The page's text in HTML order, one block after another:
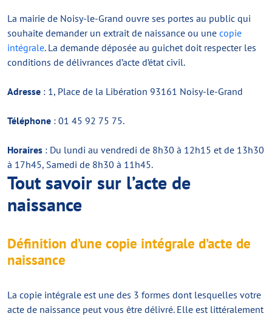
La mairie de Noisy-le-Grand ouvre ses portes au public qui
souhaite demander un extrait de naissance ou une copie
intégrale. La demande déposée au guichet doit respecter les
conditions de délivrances d’acte d’état civil.
Adresse : 1, Place de la Libération 93161 Noisy-le-Grand
Téléphone : 01 45 92 75 75.
Horaires : Du lundi au vendredi de 8h30 à 12h15 et de 13h30
à 17h45, Samedi de 8h30 à 11h45.
Tout savoir sur l’acte de
naissance
Définition d’une copie intégrale d’acte de
naissance
La copie intégrale est une des 3 formes dont lesquelles votre
acte de naissance peut vous être délivré. Elle est littéralement